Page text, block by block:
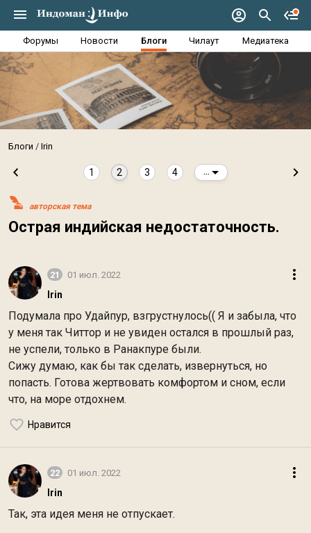
Форумы Новости Блоги Чилаут Медиатека
Блоги Irin
1 2 3 4
авторская тема
Острая индийская недостаточность.
21 01 июл. 2022
Irin
Подумала про Удайпур, взгрустнулось(( Я и забыла, что
у меня так Читтор и не увиден остался в прошлый раз,
не успели, только в Ранакпуре были.
Сижу думаю, как бы так сделать, извернуться, но
попасть. Готова жертвовать комфортом и сном, если
что, на море отдохнем.
Нравится
22 01 июл. 2022
Irin
Так, эта идея меня не отпускает.